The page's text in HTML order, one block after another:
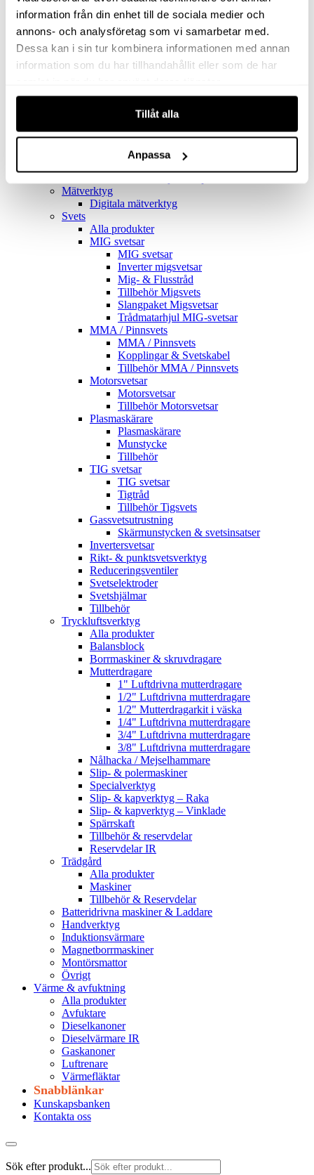
information från din enhet till de sociala medier och
annons- och analysföretag som vi samarbetar med.
Dessa kan i sin tur kombinera informationen med annan
information som du har tillhandahållit eller som de har
Tillåt alla
Anpassa
Golv- & Kombinationsmunstycke
Munstycke
Motor
Reservdelar dammsugare
Rör & handtag
Uppsamlingspåsar
Alla produkter
Mätverktyg
Digitala mätverktyg
Svets
Alla produkter
MIG svetsar
MIG svetsar
Inverter migsvetsar
Mig- & Flusstråd
Tillbehör Migsvets
Slangpaket Migsvetsar
Trådmatarhjul MIG-svetsar
MMA / Pinnsvets
MMA / Pinnsvets
Kopplingar & Svetskabel
Tillbehör MMA / Pinnsvets
Motorsvetsar
Motorsvetsar
Tillbehör Motorsvetsar
Plasmaskärare
Plasmaskärare
Munstycke
Tillbehör
TIG svetsar
TIG svetsar
Tigtråd
Tillbehör Tigsvets
Gassvetsutrustning
Skärmunstycken & svetsinsatser
Invertersvetsar
Rikt- & punktsvetsverktyg
Reduceringsventiler
Svetselektroder
Svetshjälmar
Tillbehör
Tryckluftsverktyg
Alla produkter
Balansblock
Borrmaskiner & skruvdragare
Mutterdragare
1" Luftdrivna mutterdragare
1/2" Luftdrivna mutterdragare
1/2" Mutterdragarkit i väska
1/4" Luftdrivna mutterdragare
3/4" Luftdrivna mutterdragare
3/8" Luftdrivna mutterdragare
Nålhacka / Mejselhammare
Slip- & polermaskiner
Specialverktyg
Slip- & kapverktyg – Raka
Slip- & kapverktyg – Vinklade
Spärrskaft
Tillbehör & reservdelar
Reservdelar IR
Trädgård
Alla produkter
Maskiner
Tillbehör & Reservdelar
Batteridrivna maskiner & Laddare
Handverktyg
Induktionsvärmare
Magnetborrmaskiner
Montörsmattor
Övrigt
Värme & avfuktning
Alla produkter
Avfuktare
Dieselkanoner
Dieselvärmare IR
Gaskanoner
Luftrenare
Värmefläktar
Snabblänkar
Kunskapsbanken
Kontakta oss
Sök efter produkt...